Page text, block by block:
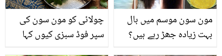
چولائی کو مون سون کی
سپر فوڈ سبزی کیوں کہا
مون سون موسم میں بال
بہت زیادہ جھڑ رہے ہیں؟